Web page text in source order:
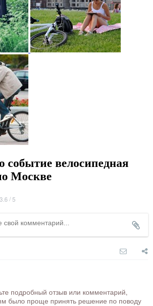
велосипедная
Москве
3.6 / 5
подробный отзыв или комментарий,
было проще принять решение по поводу